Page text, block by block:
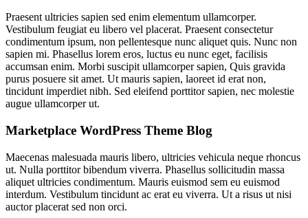
Praesent ultricies sapien sed enim elementum ullamcorper.
Vestibulum feugiat eu libero vel placerat. Praesent consectetur
condimentum ipsum, non pellentesque nunc aliquet quis. Nunc non
sapien mi. Phasellus lorem eros, luctus eu nunc eget, facilisis
accumsan enim. Morbi suscipit ullamcorper sapien, Quis gravida
purus posuere sit amet. Ut mauris sapien, laoreet id erat non,
tincidunt imperdiet nibh. Sed eleifend porttitor sapien, nec molestie
augue ullamcorper ut.
Marketplace WordPress Theme Blog
Maecenas malesuada mauris libero, ultricies vehicula neque rhoncus
ut. Nulla porttitor bibendum viverra. Phasellus sollicitudin massa
aliquet ultricies condimentum. Mauris euismod sem eu euismod
interdum. Vestibulum tincidunt ac erat eu viverra. Ut a risus ut nisi
auctor placerat sed non orci.